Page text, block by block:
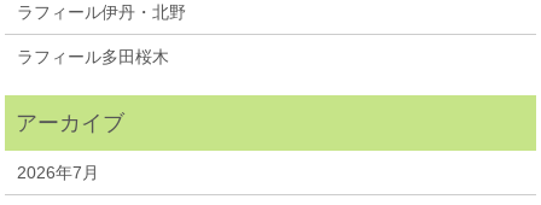
ラフィール伊丹・北野
ラフィール多田桜木
2026年7月